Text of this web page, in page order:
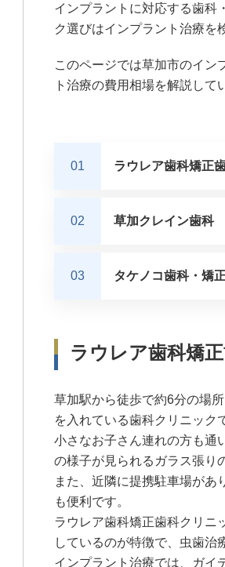
インプラントに対応する歯科
ク選びはインプラント治療を
このページでは草加市のイン
ト治療の費用相場を解説して
ラウレア歯科矯正
草加クレイン歯科
タケノコ歯科・矯
ラウレア歯科矯
草加駅から徒歩で約6分の場
を入れている歯科クリニック
小さなお子さん連れの方も通
の様子が見られるガラス張り
また、近隣に提携駐車場があ
も便利です。
ラウレア歯科矯正歯科クリニ
しているのが特徴で、虫歯治
インプラント治療では、ガイ